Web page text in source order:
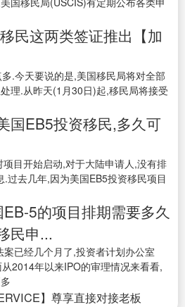
民这两类签证推出【加
.今天要说的是,美国移民局将对全部
理.从昨天(1月30日)起,移民局将接受
国EB5投资移民,多久可
目开始启动,对于大陆申请人,没有排
过去几年,因为美国EB5投资移民项目
5的项目排期需要多久
民申...
已经几个月了,投资者计划办公室
2014年以来IPO的审理情况来看看,
】尊享直接对接老板